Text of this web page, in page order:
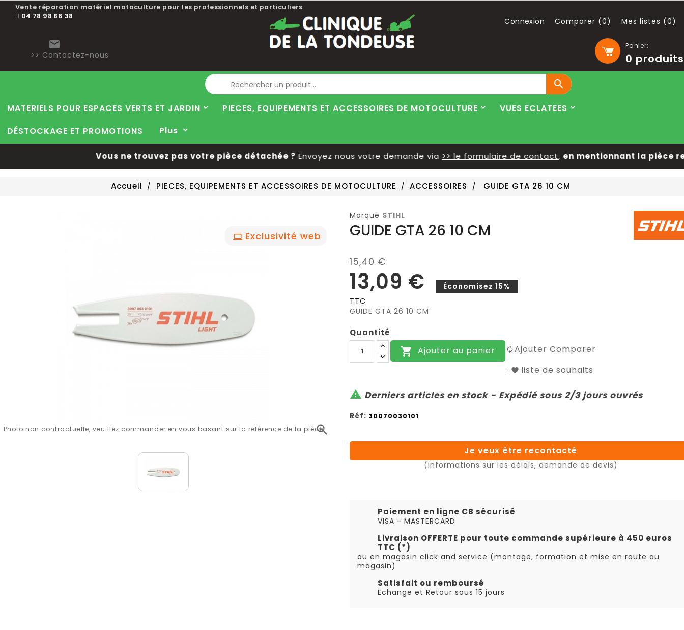
Vente réparation matériel motoculture pour les professionnels et particuliers
04 78 98 86 38
Panier:
0 produits

>> Contactez-nous
Connexion Comparer (0) Mes listes (0)
Blog

MATERIELS POUR ESPACES VERTS ET JARDIN PIECES, EQUIPEMENTS ET ACCESSOIRES DE MOTOCULTURE
VUES ECLATEES
DÉSTOCKAGE ET PROMOTIONS
Plus
Vous ne trouvez pas votre pièce détachée ?Envoyez nous votre demande via>> le formulaire de contact,en mentionnant la pièce
Accueil PIECES, EQUIPEMENTS ET ACCESSOIRES DE MOTOCULTURE ACCESSOIRES GUIDE GTA 26 10 CM
Exclusivité web

Photo non contractuelle, veuillez commander en vous basant sur la référence de la pièce
Marque STIHL
GUIDE GTA 26 10 CM
15,40 €
13,09 €
Économisez 15%
TTC
GUIDE GTA 26 10 CM
Quantité
 Ajouter au panier
Ajouter Comparer
liste de souhaits
 Derniers articles en stock - Expédié sous 2/3 jours ouvrés
Réf: 30070030101
Je veux être recontacté
(informations sur les délais, demande de devis)
Paiement en ligne CB sécurisé
VISA - MASTERCARD
Livraison OFFERTE pour toute commande supérieure à 450 euros
TTC (*)
ou en magasin click and service (montage, formation et mise en route au
magasin)
Satisfait ou remboursé
Echange et Retour sous 15 jours